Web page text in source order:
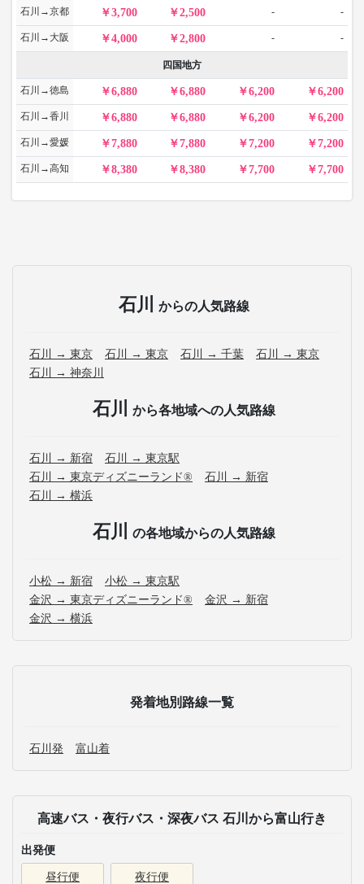
石川→京都 3,700 2,500 - -
石川→大阪 4,000 2,800 - -
四国地方
石川→徳島 6,880 6,880 6,200 6,200
石川→香川 6,880 6,880 6,200 6,200
石川→愛媛 7,880 7,880 7,200 7,200
石川→高知 8,380 8,380 7,700 7,700
石川 からの人気路線
石川 → 東京 石川 → 東京 石川 → 千葉
石川 → 東京
石川 → 神奈川
石川 から各地域への人気路線
石川 → 新宿
石川 → 東京駅
石川 → 東京ディズニーランド®
石川 → 新宿
石川 → 横浜
石川 の各地域からの人気路線
小松 → 新宿
小松 → 東京駅
金沢 → 東京ディズニーランド®
金沢 → 新宿
金沢 → 横浜
発着地別路線一覧
石川発 富山着
高速バス・夜行バス・深夜バス 石川から富山行き
出発便
昼行便 夜行便